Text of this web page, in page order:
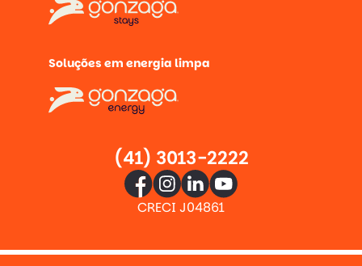
Soluções em energia limpa
(41) 3013-2222
CRECI J04861